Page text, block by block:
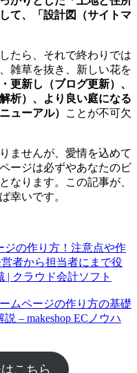
て、「設計図（サイトマ
たら、それで終わりでは
雑草を抜き、新しい花を
更新し（ブログ更新）、
析）、より良い庭になる
ューアル）
ことが不可欠
ませんが、愛情を込めて
ージは必ずやあなたのビ
なります。この記事が、
幸いです。
ジの作り方！注意点や作
者から担当者にまで役
| クラウド会計ソフト
ムページの作り方の基礎
– makeshop ECノウハ
こちら